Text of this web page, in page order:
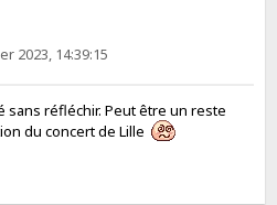
2023, 14:39:15
sans réfléchir. Peut être un reste
du concert de Lille